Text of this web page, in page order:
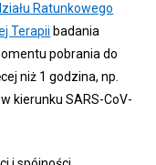
Ratunkowego
Terapii badania
pobrania do
niż 1 godzina, np.
kierunku SARS-CoV-